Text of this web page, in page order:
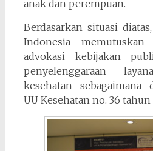
anak dan perempuan.
Berdasarkan situasi
Indonesia
advokasi kebijakan
penyelenggaraan
kesehatan sebagaimana
UU Kesehatan no. 36 tahun